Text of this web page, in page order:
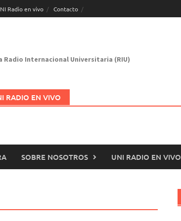
Radio en vivo Contacto
Radio Internacional Universitaria (RIU)
RADIO EN VIVO
SOBRE NOSOTROS UNI RADIO EN VIVO